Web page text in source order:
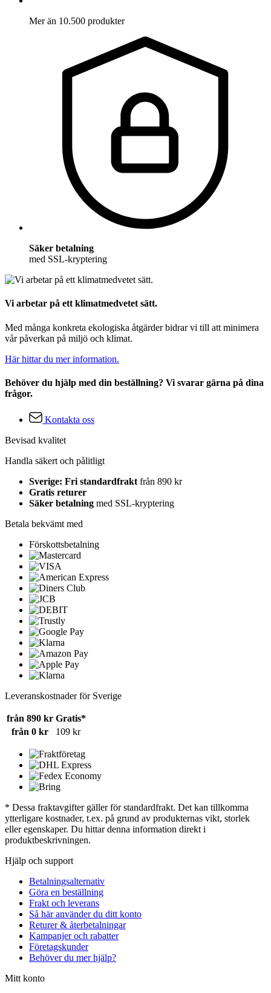
Mer än 10.500 produkter
Säker betalning
med SSL-kryptering
Vi arbetar på ett klimatmedvetet sätt.
Med många konkreta ekologiska åtgärder bidrar vi till att minimera
vår påverkan på miljö och klimat.
Här hittar du mer information.
Behöver du hjälp med din beställning? Vi svarar gärna på dina
frågor.
Kontakta oss
Bevisad kvalitet
Handla säkert och pålitligt
Sverige: Fri standardfrakt från 890 kr
Gratis returer
Säker betalning med SSL-kryptering
Betala bekvämt med
Förskottsbetalning
Leveranskostnader för Sverige
från 890 kr Gratis*
från 0 kr
109 kr
* Dessa fraktavgifter gäller för standardfrakt. Det kan tillkomma
ytterligare kostnader, t.ex. på grund av produkternas vikt, storlek
eller egenskaper. Du hittar denna information direkt i
produktbeskrivningen.
Hjälp och support
Betalningsalternativ
Göra en beställning
Frakt och leverans
Så här använder du ditt konto
Returer & återbetalningar
Kampanjer och rabatter
Företagskunder
Behöver du mer hjälp?
Mitt konto